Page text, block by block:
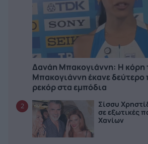
Δανάη Μπακογιάννη: Η κόρη
Μπακογιάννη έκανε δεύτερο
ρεκόρ στα εμπόδια
2
Σίσσυ
σε εξωτικές
Χανίων